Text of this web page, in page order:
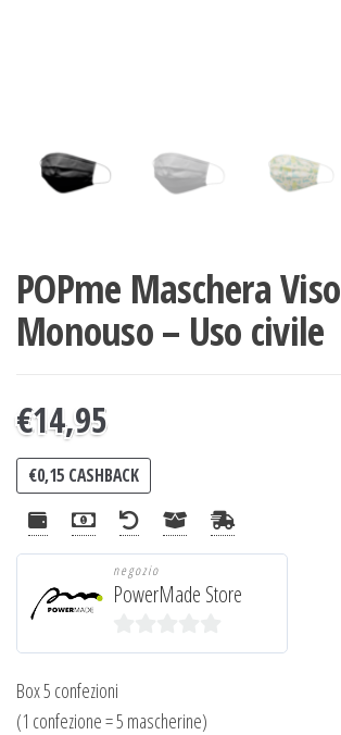
POPme Maschera Viso
Monouso – Uso civile
€14,95
€0,15CASHBACK
negozio
PowerMade Store
0
s
u
Box 5 confezioni
(1 confezione = 5 mascherine)